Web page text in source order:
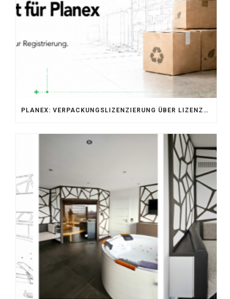
PLANEX: VERPACKUNGSLIZENZIERUNG ÜBER LIZENZERO & LUCID 2026